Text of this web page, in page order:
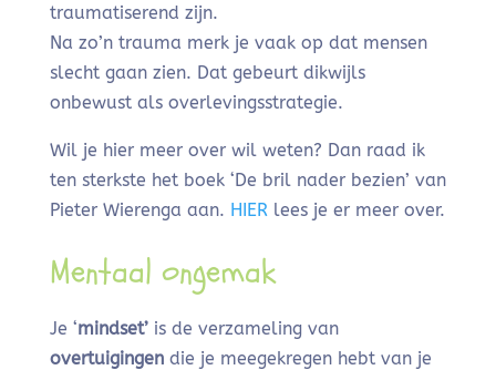
traumatiserend zijn.
Na zo’n trauma merk je vaak op dat mensen
slecht gaan zien. Dat gebeurt dikwijls
onbewust als overlevingsstrategie.
Wil je hier meer over wil weten? Dan raad ik
ten sterkste het boek ‘De bril nader bezien’ van
Pieter Wierenga aan. HIER lees je er meer over.
Mentaal ongemak
Je ‘mindset’is de verzameling van
overtuigingendie je meegekregen hebt van je